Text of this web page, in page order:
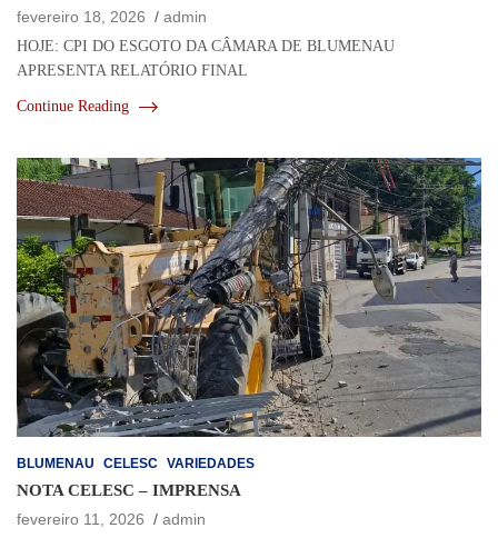
fevereiro 18, 2026 admin
HOJE: CPI DO ESGOTO DA CÂMARA DE BLUMENAU
APRESENTA RELATÓRIO FINAL
Continue Reading
BLUMENAU CELESC VARIEDADES
NOTA CELESC – IMPRENSA
fevereiro 11, 2026
admin